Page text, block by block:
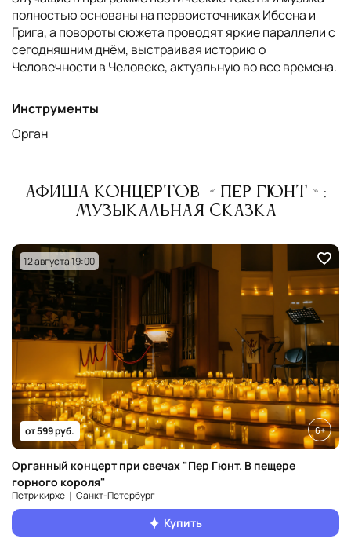
полностью основаны на первоисточниках Ибсена и
Грига, а повороты сюжета проводят яркие параллели с
сегодняшним днём, выстраивая историю о
Человечности в Человеке, актуальную во все времена.
Инструменты
Орган
Афиша концертов «Пер Гюнт»:
Музыкальная сказка
12 августа 19:00
от 599 руб. 6+
Органный концерт при свечах "Пер Гюнт. В пещере
горного короля"
Петрикирхе ❘ Санкт‑Петербург
Купить